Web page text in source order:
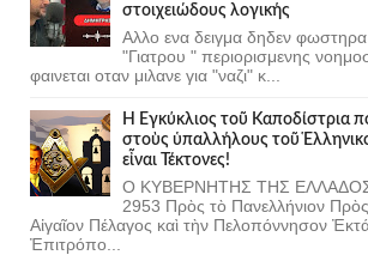
στοιχειώδους λογικής
Αλλο ενα δειγμα δηδεν φωστηρα
"Γιατρου " περιορισμενης
φαινεται οταν μιλανε για "ναζι" κ...
Ἡ Ἐγκύκλιος τοῦ Καποδίστρια
στοὺς ὑπαλλήλους τοῦ
εἶναι Τέκτονες!
Ο ΚΥΒΕΡΝΗΤΗΣ ΤΗΣ ΕΛΛΑΔΟΣ
2953 Πρὸς τὸ Πανελλήνιον
Αἰγαῖον Πέλαγος καὶ τὴν Πελοπόννησον
Ἐπιτρόπο...